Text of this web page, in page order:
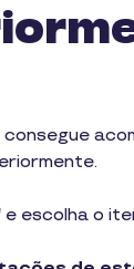
consegue
e escolha o